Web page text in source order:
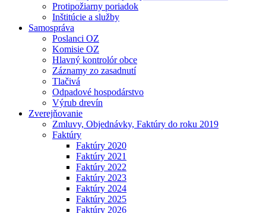
Protipožiarny poriadok
Inštitúcie a služby
Samospráva
Poslanci OZ
Komisie OZ
Hlavný kontrolór obce
Záznamy zo zasadnutí
Tlačivá
Odpadové hospodárstvo
Výrub drevín
Zverejňovanie
Zmluvy, Objednávky, Faktúry do roku 2019
Faktúry
Faktúry 2020
Faktúry 2021
Faktúry 2022
Faktúry 2023
Faktúry 2024
Faktúry 2025
Faktúry 2026